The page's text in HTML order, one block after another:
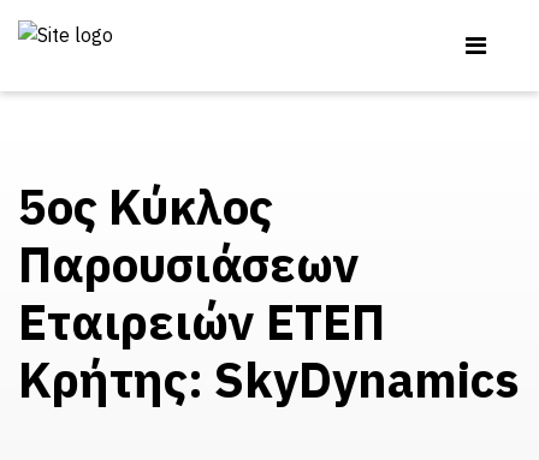
5ος Κύκλος
Παρουσιάσεων
Εταιρειών ΕΤΕΠ
Κρήτης: SkyDynamics